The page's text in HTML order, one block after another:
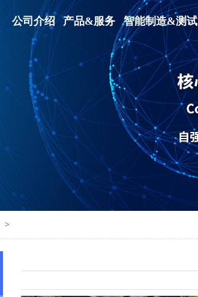
公司介绍 产品&服务 智能制造&测试
>